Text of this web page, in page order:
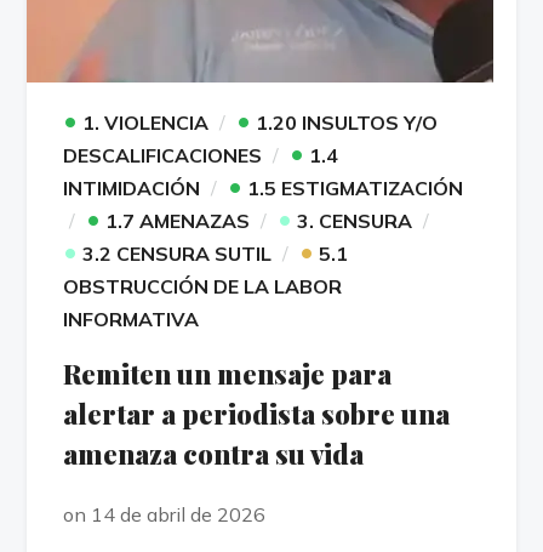
• 1. VIOLENCIA • 1.20 INSULTOS Y/O
DESCALIFICACIONES
• 1.4
INTIMIDACIÓN
• 1.5 ESTIGMATIZACIÓN
• 1.7 AMENAZAS • 3. CENSURA
• 3.2 CENSURA SUTIL • 5.1
OBSTRUCCIÓN DE LA LABOR
INFORMATIVA
Remiten un mensaje para
alertar a periodista sobre una
amenaza contra su vida
on 14 de abril de 2026